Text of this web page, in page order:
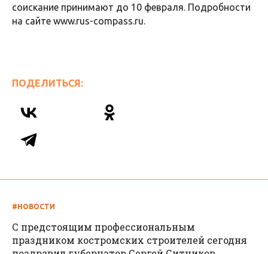
соискание принимают до 10 февраля. Подробности
на сайте www.rus-compass.ru.
ПОДЕЛИТЬСЯ:
#НОВОСТИ
С предстоящим профессиональным
праздником костромских строителей сегодня